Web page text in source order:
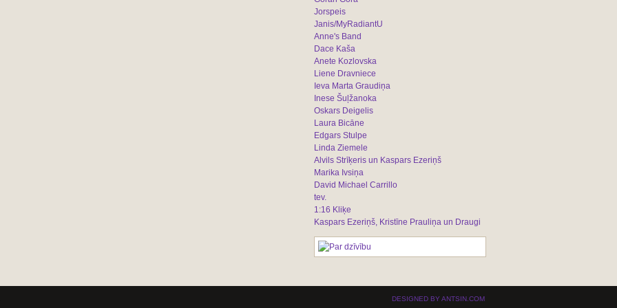
Jorspeis
Janis/MyRadiantU
Anne's Band
Dace Kaša
Anete Kozlovska
Liene Dravniece
Ieva Marta Graudiņa
Inese Šuļžanoka
Oskars Deigelis
Laura Bicāne
Edgars Stulpe
Linda Ziemele
Alvils Strīķeris un Kaspars Ezeriņš
Marika Ivsiņa
David Michael Carrillo
tev.
1:16 Kliķe
Kaspars Ezeriņš, Kristīne Prauliņa un Draugi
DESIGNED BY ANTSIN.COM